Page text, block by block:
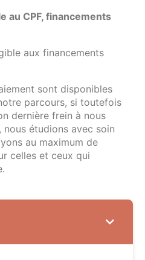
au CPF, financements
aux financements
sont disponibles
parcours, si toutefois
dernière frein à nous
étudions avec soin
au maximum de
celles et ceux qui